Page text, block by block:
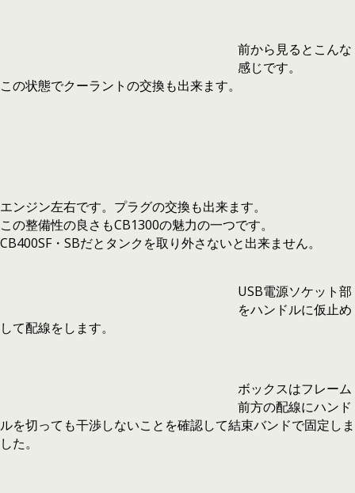
前から見るとこんな
感じです。
この状態でクーラントの交換も出来ます。
エンジン左右です。プラグの交換も出来ます。
この整備性の良さもCB1300の魅力の一つです。
CB400SF・SBだとタンクを取り外さないと出来ません。
USB電源ソケット部
をハンドルに仮止め
して配線をします。
ボックスはフレーム
前方の配線にハンド
ルを切っても干渉しないことを確認して結束バンドで固定しま
した。